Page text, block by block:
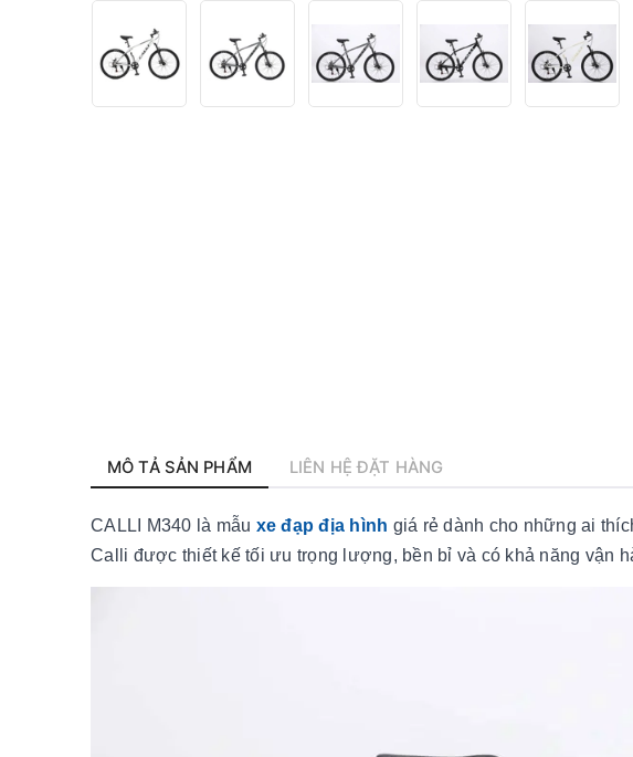
MÔ TẢ SẢN PHẨM LIÊN HỆ ĐẶT HÀNG
CALLI M340 là mẫu xe đạp địa hình giá rẻ dành cho những ai
Calli được thiết kế tối ưu trọng lượng, bền bỉ và có khả năng vận